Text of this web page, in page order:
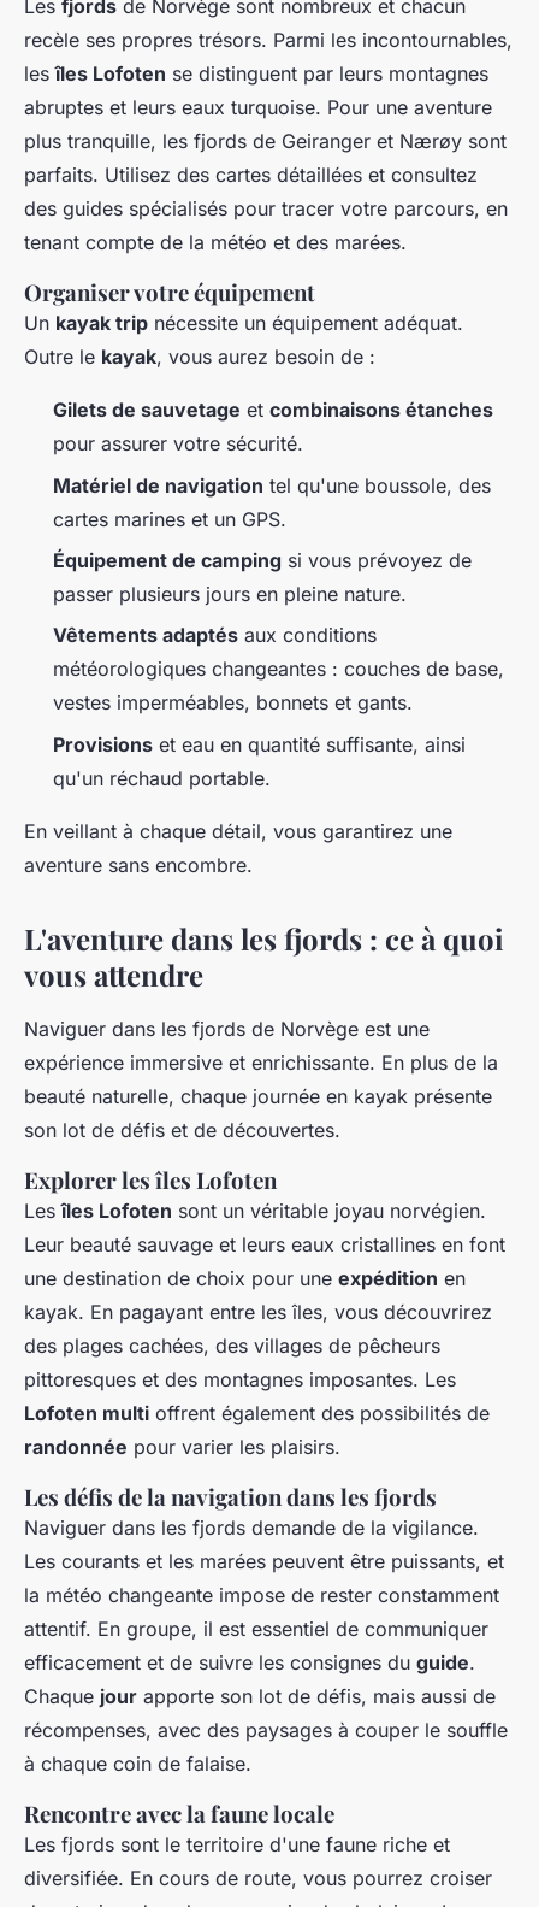
Les fjords de Norvège sont nombreux et chacun
recèle ses propres trésors. Parmi les incontournables,
lesîles Lofoten se distinguent par leurs montagnes
abruptes et leurs eaux turquoise. Pour une aventure
plus tranquille, les fjords de Geiranger et Nærøy sont
parfaits. Utilisez des cartes détaillées et consultez
des guides spécialisés pour tracer votre parcours, en
tenant compte de la météo et des marées.
Organiser votre équipement
Un kayak trip nécessite un équipement adéquat.
Outre le kayak, vous aurez besoin de :
Gilets de sauvetage et combinaisons étanches
pour assurer votre sécurité.
Matériel de navigation tel qu'une boussole, des
cartes marines et un GPS.
Équipement de camping si vous prévoyez de
passer plusieurs jours en pleine nature.
Vêtements adaptés aux conditions
météorologiques changeantes : couches de base,
vestes imperméables, bonnets et gants.
Provisions et eau en quantité suffisante, ainsi
qu'un réchaud portable.
En veillant à chaque détail, vous garantirez une
aventure sans encombre.
L'aventure dans les fjords : ce à quoi
vous attendre
Naviguer dans les fjords de Norvège est une
expérience immersive et enrichissante. En plus de la
beauté naturelle, chaque journée en kayak présente
son lot de défis et de découvertes.
Explorer les îles Lofoten
Lesîles Lofoten sont un véritable joyau norvégien.
Leur beauté sauvage et leurs eaux cristallines en font
une destination de choix pour une expédition en
kayak. En pagayant entre les îles, vous découvrirez
des plages cachées, des villages de pêcheurs
pittoresques et des montagnes imposantes. Les
Lofoten multi offrent également des possibilités de
randonnée pour varier les plaisirs.
Les défis de la navigation dans les fjords
Naviguer dans les fjords demande de la vigilance.
Les courants et les marées peuvent être puissants, et
la météo changeante impose de rester constamment
attentif. En groupe, il est essentiel de communiquer
efficacement et de suivre les consignes du guide.
Chaque jour apporte son lot de défis, mais aussi de
récompenses, avec des paysages à couper le souffle
à chaque coin de falaise.
Rencontre avec la faune locale
Les fjords sont le territoire d'une faune riche et
diversifiée. En cours de route, vous pourrez croiser